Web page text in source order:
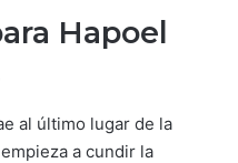
Hapoel
al último lugar de la
a cundir la